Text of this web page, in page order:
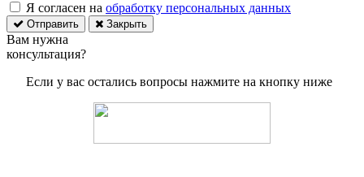
Я согласен на обработку персональных данных
Отправить Закрыть
Вам нужна
консультация?
Если у вас остались вопросы нажмите на кнопку ниже